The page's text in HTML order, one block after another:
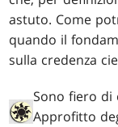
astuto. Come
quando il
sulla credenza
Sono fiero di
Approfitto